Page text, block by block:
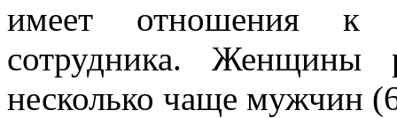
имеет отношения к
сотрудника. Женщины
несколько чаще мужчин